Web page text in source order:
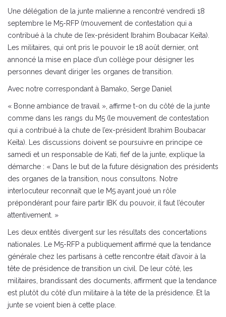
Une délégation de la junte malienne a rencontré vendredi 18
septembre le M5-RFP (mouvement de contestation qui a
contribué à la chute de l’ex-président Ibrahim Boubacar Keïta).
Les militaires, qui ont pris le pouvoir le 18 août dernier, ont
annoncé la mise en place d’un collège pour désigner les
personnes devant diriger les organes de transition.
Avec notre correspondant à Bamako, Serge Daniel
« Bonne ambiance de travail », affirme t-on du côté de la junte
comme dans les rangs du M5 (le mouvement de contestation
qui a contribué à la chute de l’ex-président Ibrahim Boubacar
Keïta). Les discussions doivent se poursuivre en principe ce
samedi et un responsable de Kati, fief de la junte, explique la
démarche : « Dans le but de la future désignation des présidents
des organes de la transition, nous consultons. Notre
interlocuteur reconnaît que le M5 ayant joué un rôle
prépondérant pour faire partir IBK du pouvoir, il faut l’écouter
attentivement. »
Les deux entités divergent sur les résultats des concertations
nationales. Le M5-RFP a publiquement affirmé que la tendance
générale chez les partisans à cette rencontre était d’avoir à la
tête de présidence de transition un civil. De leur côté, les
militaires, brandissant des documents, affirment que la tendance
est plutôt du côté d’un militaire à la tête de la présidence. Et la
junte se voient bien à cette place.